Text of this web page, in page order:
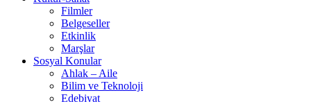
Filmler
Belgeseller
Etkinlik
Marşlar
Sosyal Konular
Ahlak – Aile
Bilim ve Teknoloji
Edebiyat